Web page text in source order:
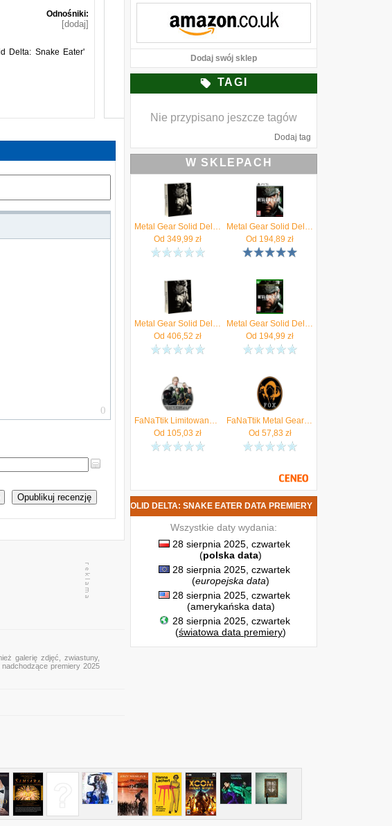
Odnośniki:
[dodaj]
Delta: Snake Eater'
Opublikuj recenzję
galerię zdjęć, zwiastuny,
premiery 2025
Dodaj swój sklep
TAGI
Nie przypisano jeszcze tagów
Dodaj tag
W SKLEPACH
Metal Gear Solid Delta Snake Eater Edycja Deluxe (Gra PS5)
Od 349,99 zł
Metal Gear Solid Delta Snake Eater (Gra PS5)
Od 194,89 zł
Metal Gear Solid Delta Snake Eater Edycja Deluxe (Gra Xbox Series X)
Od 406,52 zł
Metal Gear Solid Delta Snake Eater (Gra Xbox Series X)
Od 194,99 zł
FaNaTtik Limitowana Edycja Medalionu Cobra Unit Metal Gear Solid Delta 5000szt.
Od 105,03 zł
FaNaTtik Metal Gear Solid Delta Pin Badge Fox Limited Edition
Od 57,83 zł
METAL GEAR SOLID DELTA: SNAKE EATER DATA PREMIERY
Wszystkie daty wydania:
28 sierpnia 2025, czwartek
(polska data)
28 sierpnia 2025, czwartek
(europejska data)
28 sierpnia 2025, czwartek
(amerykańska data)
28 sierpnia 2025, czwartek
(światowa data premiery)